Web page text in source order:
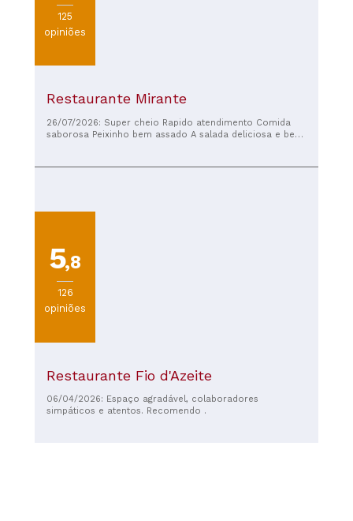
125
opiniões
Restaurante Mirante
26/07/2026: Super cheio Rapido atendimento Comida
saborosa Peixinho bem assado A salada deliciosa e bem
5,8
126
opiniões
Restaurante Fio d'Azeite
06/04/2026: Espaço agradável, colaboradores
simpáticos e atentos. Recomendo .